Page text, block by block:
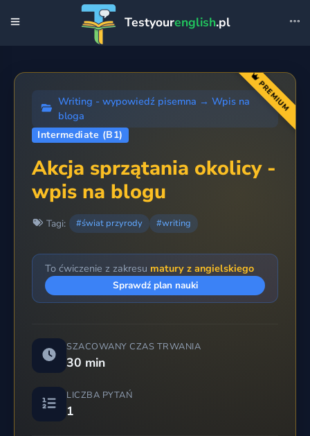
Testyourenglish.pl
PREMIUM
Writing - wypowiedź pisemna → Wpis na
bloga
Intermediate (B1)
Akcja sprzątania okolicy -
wpis na blogu
Tagi: #świat przyrody #writing
To ćwiczenie z zakresu matury z angielskiego
Sprawdź plan nauki
SZACOWANY CZAS TRWANIA
30 min
LICZBA PYTAŃ
1